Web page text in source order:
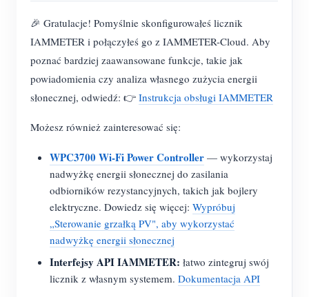
🎉 Gratulacje! Pomyślnie skonfigurowałeś licznik
IAMMETER i połączyłeś go z IAMMETER-Cloud. Aby
poznać bardziej zaawansowane funkcje, takie jak
powiadomienia czy analiza własnego zużycia energii
słonecznej, odwiedź: 👉 Instrukcja obsługi IAMMETER
Możesz również zainteresować się:
WPC3700 Wi-Fi Power Controller — wykorzystaj
nadwyżkę energii słonecznej do zasilania
odbiorników rezystancyjnych, takich jak bojlery
elektryczne. Dowiedz się więcej: Wypróbuj
„Sterowanie grzałką PV", aby wykorzystać
nadwyżkę energii słonecznej
Interfejsy API IAMMETER: łatwo zintegruj swój
licznik z własnym systemem. Dokumentacja API